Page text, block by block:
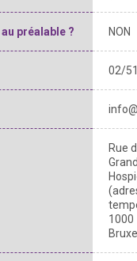
préalable ? NON
02/
Rue
1000